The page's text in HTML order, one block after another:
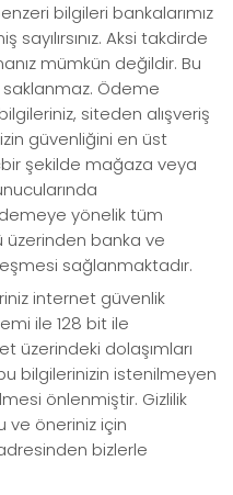
bilgileri bankalarımız
sayılırsınız. Aksi takdirde
mümkün değildir. Bu
Ödeme
siteden alışveriş
güvenliğini en üst
şekilde mağaza veya
yönelik tüm
üzerinden banka ve
sağlanmaktadır.
internet güvenlik
ile 128 bit ile
üzerindeki dolaşımları
bilgilerinizin istenilmeyen
önlenmiştir. Gizlilik
ve öneriniz için
bizlerle